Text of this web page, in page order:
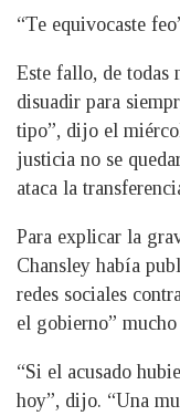
“Te equivocaste
Este fallo, de todas
disuadir para
tipo”, dijo el
justicia no se
ataca la
Para explicar la
Chansley había
redes sociales
el gobierno”
“Si el acusado
hoy”, dijo. “Una